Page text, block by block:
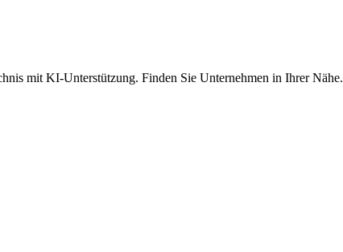
mit KI-Unterstützung. Finden Sie Unternehmen in Ihrer Nähe.